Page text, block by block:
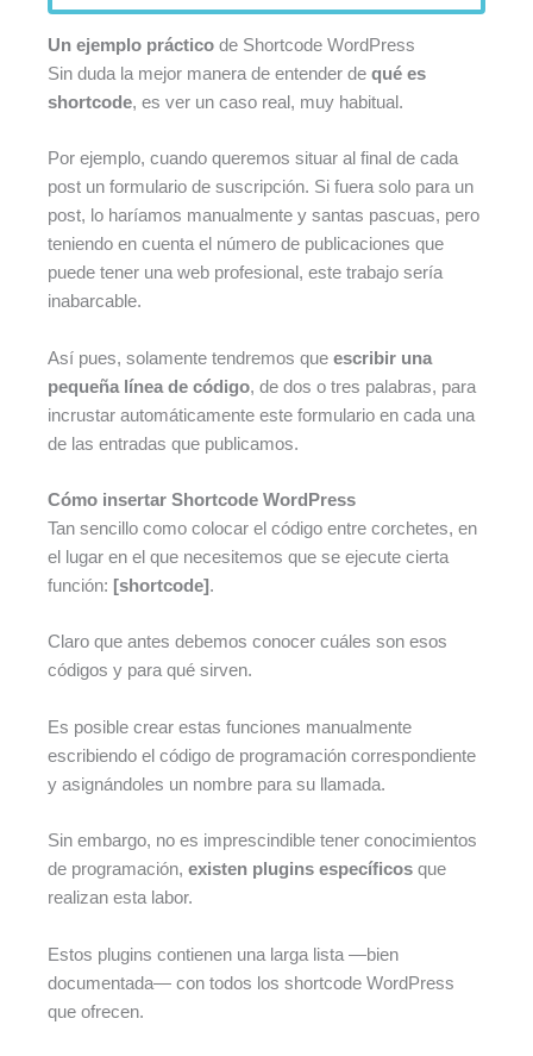
Un ejemplo práctico de Shortcode WordPress
Sin duda la mejor manera de entender de qué es
shortcode, es ver un caso real, muy habitual.
Por ejemplo, cuando queremos situar al final de cada
post un formulario de suscripción. Si fuera solo para un
post, lo haríamos manualmente y santas pascuas, pero
teniendo en cuenta el número de publicaciones que
puede tener una web profesional, este trabajo sería
inabarcable.
Así pues, solamente tendremos que escribir una
pequeña línea de código, de dos o tres palabras, para
incrustar automáticamente este formulario en cada una
de las entradas que publicamos.
Cómo insertar Shortcode WordPress
Tan sencillo como colocar el código entre corchetes, en
el lugar en el que necesitemos que se ejecute cierta
función: [shortcode].
Claro que antes debemos conocer cuáles son esos
códigos y para qué sirven.
Es posible crear estas funciones manualmente
escribiendo el código de programación correspondiente
y asignándoles un nombre para su llamada.
Sin embargo, no es imprescindible tener conocimientos
de programación, existen plugins específicos que
realizan esta labor.
Estos plugins contienen una larga lista —bien
documentada— con todos los shortcode WordPress
que ofrecen.